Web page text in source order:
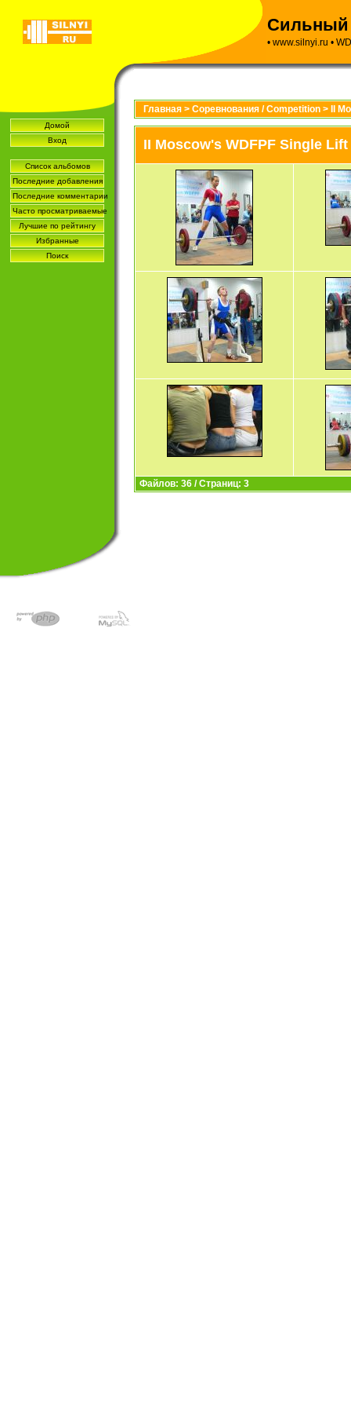
Сильный
• www.silnyi.ru •
Домой
Вход
Список альбомов
Последние добавления
Последние комментарии
Часто просматриваемые
Лучшие по рейтингу
Избранные
Поиск
Главная > Соревнования / Competition > II
II Moscow's WDFPF Single
Файлов: 36 / Страниц: 3